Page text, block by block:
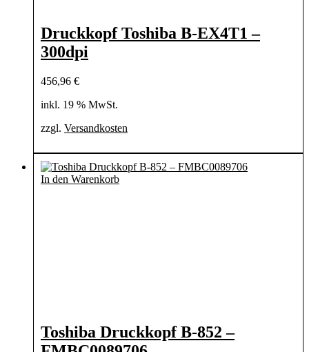
Druckkopf Toshiba B-EX4T1 –
300dpi
456,96 €
inkl. 19 % MwSt.
zzgl. Versandkosten
In den Warenkorb
Toshiba Druckkopf B-852 –